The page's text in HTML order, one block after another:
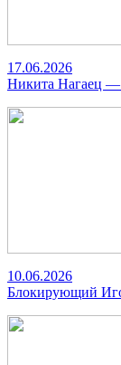
17.06.2026
Никита Нагаец —
10.06.2026
Блокирующий